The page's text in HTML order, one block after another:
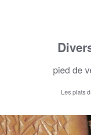
pied de
Les plats